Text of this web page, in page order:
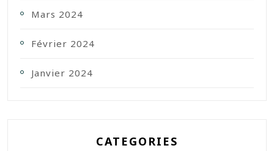
Mars 2024
Février 2024
Janvier 2024
CATEGORIES